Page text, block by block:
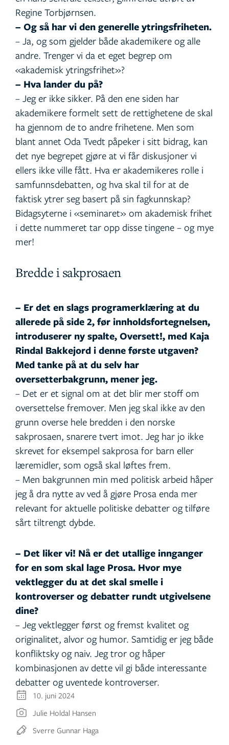
10. juni 2024
Julie Holdal Hansen
Sverre Gunnar Haga
Regine Torbjørnsen.
– Og så har vi den generelle ytringsfriheten.
– Ja, og som gjelder både akademikere og alle
andre. Trenger vi da et eget begrep om
«akademisk ytringsfrihet»?
– Hva lander du på?
– Jeg er ikke sikker. På den ene siden har
akademikere formelt sett de rettighetene de skal
ha gjennom de to andre frihetene. Men som
blant annet Oda Tvedt påpeker i sitt bidrag, kan
det nye begrepet gjøre at vi får diskusjoner vi
ellers ikke ville fått. Hva er akademikeres rolle i
samfunnsdebatten, og hva skal til for at de
faktisk ytrer seg basert på sin fagkunnskap?
Bidagsyterne i «seminaret» om akademisk frihet
i dette nummeret tar opp disse tingene – og mye
mer!
Bredde i sakprosaen
– Er det en slags programerklæring at du
allerede på side 2, før innholdsfortegnelsen,
introduserer ny spalte, Oversett!, med Kaja
Rindal Bakkejord i denne første utgaven?
Med tanke på at du selv har
oversetterbakgrunn, mener jeg.
– Det er et signal om at det blir mer stoff om
oversettelse fremover. Men jeg skal ikke av den
grunn overse hele bredden i den norske
sakprosaen, snarere tvert imot. Jeg har jo ikke
skrevet for eksempel sakprosa for barn eller
læremidler, som også skal løftes frem.
– Men bakgrunnen min med politisk arbeid håper
jeg å dra nytte av ved å gjøre Prosa enda mer
relevant for aktuelle politiske debatter og tilføre
sårt tiltrengt dybde.
– Det liker vi! Nå er det utallige innganger
for en som skal lage Prosa. Hvor mye
vektlegger du at det skal smelle i
kontroverser og debatter rundt utgivelsene
dine?
– Jeg vektlegger først og fremst kvalitet og
originalitet, alvor og humor. Samtidig er jeg både
konfliktsky og naiv. Jeg tror og håper
kombinasjonen av dette vil gi både interessante
debatter og uventede kontroverser.